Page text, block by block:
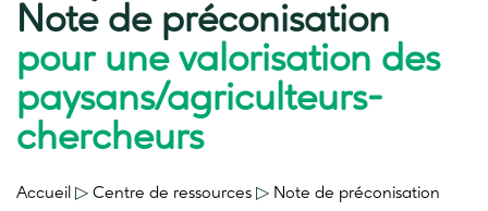
Note de préconisation
pour une valorisation des
paysans/agriculteurs-
chercheurs
Accueil ▷ Centre de ressources ▷ Note de préconisation